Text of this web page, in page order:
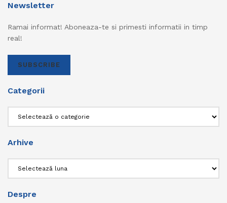
Newsletter
Ramai informat! Aboneaza-te si primesti informatii in timp
real!
SUBSCRIBE
Categorii
Arhive
Despre